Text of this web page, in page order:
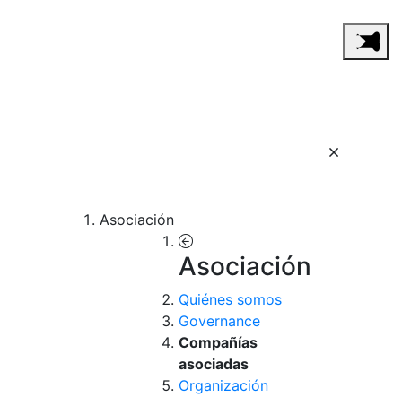
Asociación
Asociación
Quiénes somos
Governance
Compañías
asociadas
Organización